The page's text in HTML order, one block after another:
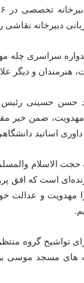
دبیرخانه نقاشی
عهدواره سراسری
هنرمندان و
حسن حسینی
حجت الاسلام
است که افق
مهدویت و عدالت
تواشیح گروه
های مسجد موسی